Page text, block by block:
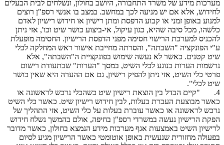
מערכות מידע של משרד התחבורה, היושב בחולון, ונשלחים לבית הבעלים
לחידוש, אלא אם יש מניעה לכך במחשב. במצב בו אנשי רספ"ן רוצים
למנוע באופן זמני או קבוע הדפסת ומתן רישיון או חידוש רישיון לאדם
כלשהו, מכל סיבה שהיא, כגון עיקול, אי-ביצוע כושר שיט וכו', אזי ניתן
להכניס למערכת הרישוי חסימה מפני הדפסת הרישיון. החסימה מופעלת
ע"י הפונקציה "השבתה", והסרתה מחייבת אישור ראש המחלקה לכלי
שיט קטנים. כאשר לא נעשה שימוש בפונקציית ה"השבתה", אלא
נרשמות הערות בנוגע לכלי השיט, במסך "הערות" שבתעודת רישום
פרטי כלי השיט, אזי ניתן להפיק רישיון, גם אם ההערה היא שאין כושר
שיט לכלי".
4. "קיים הבדל בין הוצאת רישיון שיט כשהכלי נרכש לראשונה או
כאשר מבוצעת העברת בעלות, לבין חידוש רישיון שיט. כאשר כלי השיט
נרכש לראשונה או כאשר עוברת בעלות על כלי השיט, אזי התהליך של
הפקת הרישיון נעשה במשרדי רספ"ן בחיפה, אולם בהמשך נשלח חידוש
לרישיון השיט באמצעות אגף מערכות מידע הנמצא בחולון, כאשר מדובר
בפעולה מחזורית שנעשית באופן אוטומטי כאשר הרישיון מגיע לסיום